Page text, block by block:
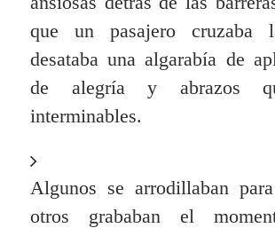
que un pasajero cruzaba
desataba una algarabía de
de alegría y abrazos
interminables.
Algunos se arrodillaban
otros grababan el